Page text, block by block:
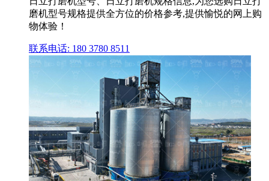
磨机型号规格提供全方位的价格参考,提供愉悦的网上购
物体验！
联系电话: 180 3780 8511